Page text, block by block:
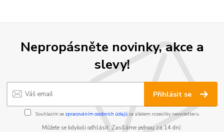
Nepropásněte novinky, akce a
slevy!
Přihlásit se
Souhlasím se zpracováním osobních údajůza účelem rozesílky newsletteru.
Můžete se kdykoli odhlásit. Zasíláme jednou za 14 dní.